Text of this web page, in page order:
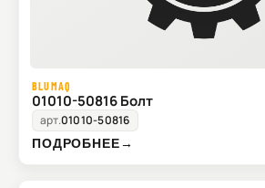
BLUMAQ
01010-50816 Болт
арт.01010-50816
ПОДРОБНЕЕ→